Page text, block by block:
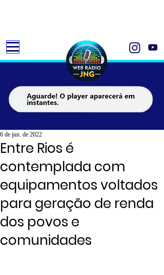
Entre Rios é
contemplada com
equipamentos voltados
para geração de renda
dos povos e
comunidades
6 de jun. de 2022